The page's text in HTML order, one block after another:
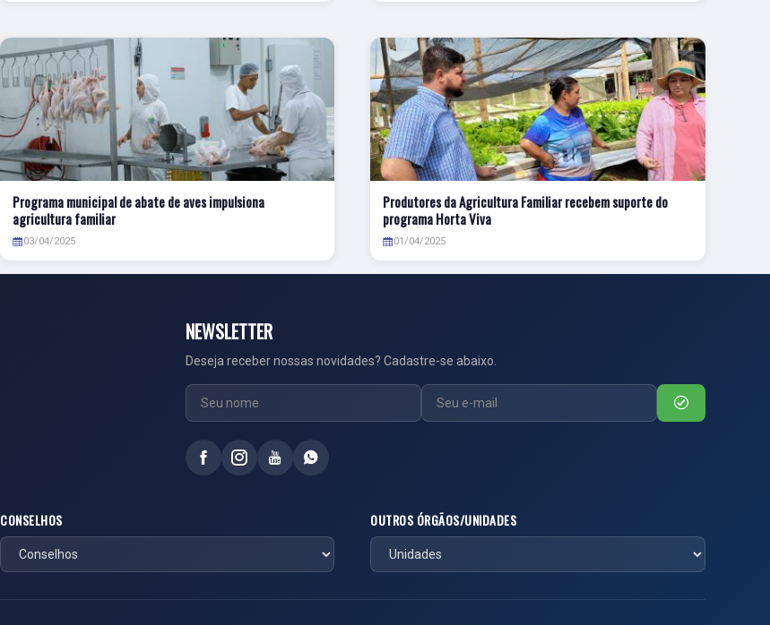
Programa municipal de abate de aves impulsiona
agricultura familiar
03/04/2025
Produtores da Agricultura Familiar recebem suporte do
programa Horta Viva
01/04/2025
NEWSLETTER
Deseja receber nossas novidades? Cadastre-se abaixo.
CONSELHOS OUTROS ÓRGÃOS/UNIDADES